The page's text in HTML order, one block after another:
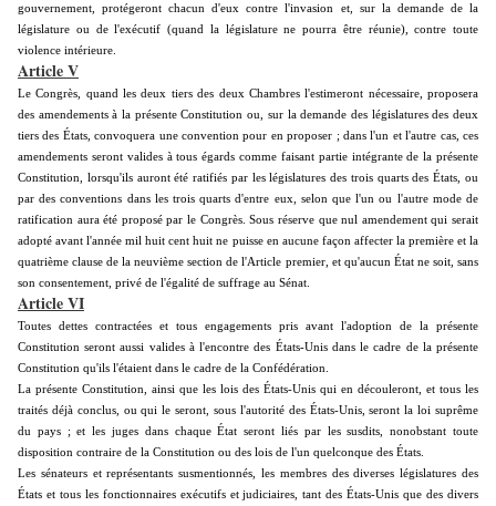
gouvernement, protégeront chacun d'eux contre l'invasion et, sur la demande de la
législature ou de l'exécutif (quand la législature ne pourra être réunie), contre toute
violence intérieure.
Article V
Le Congrès, quand les deux tiers des deux Chambres l'estimeront nécessaire, proposera
des amendements à la présente Constitution ou, sur la demande des législatures des deux
tiers des États, convoquera une convention pour en proposer ; dans l'un et l'autre cas, ces
amendements seront valides à tous égards comme faisant partie intégrante de la présente
Constitution, lorsqu'ils auront été ratifiés par les législatures des trois quarts des États, ou
par des conventions dans les trois quarts d'entre eux, selon que l'un ou l'autre mode de
ratification aura été proposé par le Congrès. Sous réserve que nul amendement qui serait
adopté avant l'année mil huit cent huit ne puisse en aucune façon affecter la première et la
quatrième clause de la neuvième section de l'Article premier, et qu'aucun État ne soit, sans
son consentement, privé de l'égalité de suffrage au Sénat.
Article VI
Toutes dettes contractées et tous engagements pris avant l'adoption de la présente
Constitution seront aussi valides à l'encontre des États-Unis dans le cadre de la présente
Constitution qu'ils l'étaient dans le cadre de la Confédération.
La présente Constitution, ainsi que les lois des États-Unis qui en découleront, et tous les
traités déjà conclus, ou qui le seront, sous l'autorité des États-Unis, seront la loi suprême
du pays ; et les juges dans chaque État seront liés par les susdits, nonobstant toute
disposition contraire de la Constitution ou des lois de l'un quelconque des États.
Les sénateurs et représentants susmentionnés, les membres des diverses législatures des
États et tous les fonctionnaires exécutifs et judiciaires, tant des États-Unis que des divers